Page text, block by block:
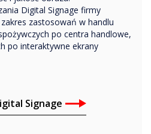
Digital Signage firmy
zastosowań w handlu
po centra handlowe,
po interaktywne ekrany
Signage